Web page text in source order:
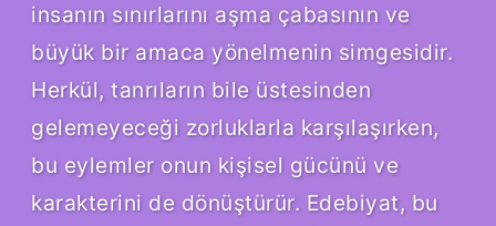
insanın sınırlarını aşma çabasının ve
büyük bir amaca yönelmenin simgesidir.
Herkül, tanrıların bile üstesinden
gelemeyeceği zorluklarla karşılaşırken,
bu eylemler onun kişisel gücünü ve
karakterini de dönüştürür. Edebiyat, bu